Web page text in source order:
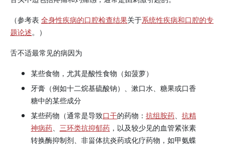
（参考表 全身性疾病的口腔检查结果关于系统性疾病和口腔的专
题论述。）
舌不适最常见的病因为
某些食物，尤其是酸性食物（如菠萝）
牙膏（例如十二烷基硫酸钠）、漱口水、糖果或口香
糖中的某些成分
某些药物（通常是导致口干的药物： 抗组胺药、 抗精
神病药、 三环类抗抑郁药 ，以及较少见的血管紧张素
转换酶抑制剂、非甾体抗炎药或化疗药物，如甲氨蝶